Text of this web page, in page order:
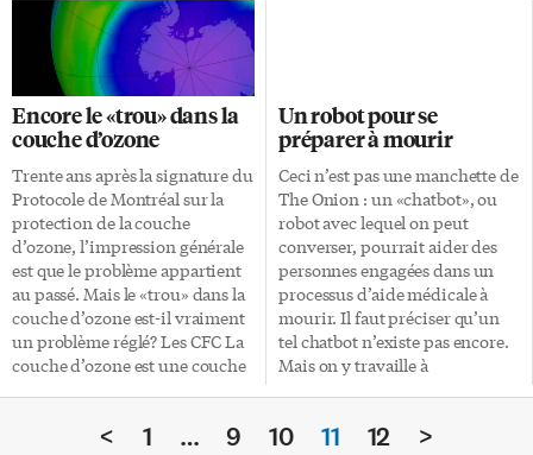
habitués que nous y sommes.
Nous pouvons donc avoir
l’impression qu’il en a toujours
été ainsi. Et pourtant, il n’en est
rien, et le calendrier que nous
utilisons est, dans l’histoire du
temps, plutôt récent, car nous
pouvons célébrer en ce début
d’octobre son 435e anniversaire
de naissance! Préhistoire Certes
la mesure du […]
professeur de chimie de
l’Université de Montréal et l’un
des auteurs, Patrick Hayes.
Menée dans six pays, cette
étude, a évalué les particules
fines — de leur nom savant,
matières particulaires
carbonées — émises […]
Encore le «trou» dans la
couche d’ozone
Trente ans après la signature du
Protocole de Montréal sur la
protection de la couche
d’ozone, l’impression générale
est que le problème appartient
au passé. Mais le «trou» dans la
couche d’ozone est-il vraiment
un problème réglé? Les CFC La
couche d’ozone est une couche
partie du rayonnement
Un robot pour se
préparer à mourir
Ceci n’est pas une manchette de
The Onion : un «chatbot», ou
robot avec lequel on peut
converser, pourrait aider des
personnes engagées dans un
processus d’aide médicale à
mourir. Il faut préciser qu’un
tel chatbot n’existe pas encore.
Mais on y travaille à
officiellement mis à l’essai au
< 1 … 9 10 11 12 >